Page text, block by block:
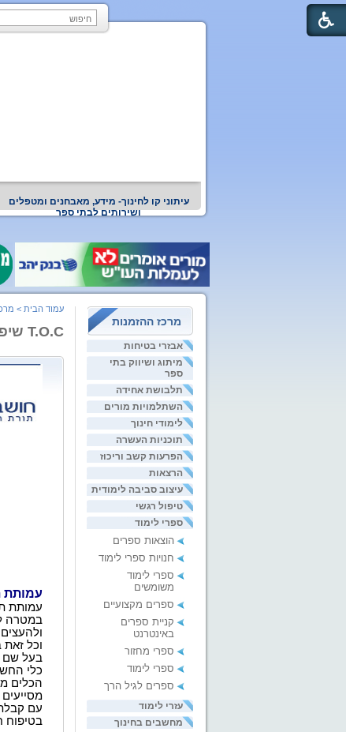
עיתוני קו לחינוך- מידע, מאבחנים ומטפלים
ושירותים לבתי ספר
מרכז ההזמנות
אבזרי בטיחות
מיתוג ושיווק בתי
ספר
תלבושת אחידה
השתלמויות מורים
לימודי חינוך
תוכניות העשרה
הפרעות קשב וריכוז
הרצאות
עיצוב סביבה לימודית
טיפול רגשי
ספרי לימוד
הוצאות ספרים
חנויות ספרי לימוד
ספרי לימוד
משומשים
ספרים מקצועיים
קניית ספרים
באינטרנט
ספרי מחזור
ספרי לימוד
ספרים לגיל הרך
עזרי לימוד
מחשבים בחינוך
עמוד הבית >
T.O.C שיפור התנהגות בינאישית,שיפור תהליכי חשיבה,שיפור מערכתי ארגוני
עמותת
עמותת
במטרה
וכל
בעל שם
כלי
הכלים
עם
בטיפוח